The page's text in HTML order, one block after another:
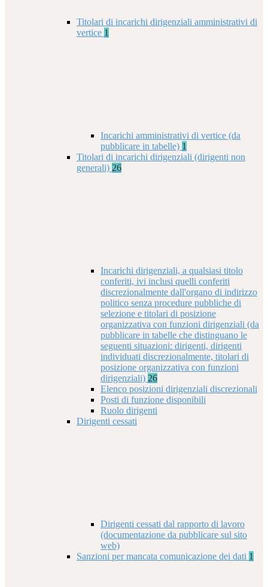
Titolari di incarichi dirigenziali amministrativi di
vertice 1
Incarichi amministrativi di vertice (da
pubblicare in tabelle) 1
Titolari di incarichi dirigenziali (dirigenti non
generali) 26
Incarichi dirigenziali, a qualsiasi titolo
conferiti, ivi inclusi quelli conferiti
discrezionalmente dall'organo di indirizzo
politico senza procedure pubbliche di
selezione e titolari di posizione
organizzativa con funzioni dirigenziali (da
pubblicare in tabelle che distinguano le
seguenti situazioni: dirigenti, dirigenti
individuati discrezionalmente, titolari di
posizione organizzativa con funzioni
dirigenziali) 26
Elenco posizioni dirigenziali discrezionali
Posti di funzione disponibili
Ruolo dirigenti
Dirigenti cessati
Dirigenti cessati dal rapporto di lavoro
(documentazione da pubblicare sul sito
web)
Sanzioni per mancata comunicazione dei dati 1